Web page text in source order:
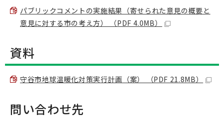
パブリックコメントの実施結果（寄せられた意見の概要と
意見に対する市の考え方） （PDF 4.0MB）
資料
守谷市地球温暖化対策実行計画（案） （PDF 21.8MB）
問い合わせ先